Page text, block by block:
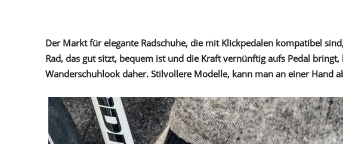
Der Markt für elegante Radschuhe, die mit Klickpedalen kompatibel
Rad, das gut sitzt, bequem ist und die Kraft vernünftig aufs Pedal
Wanderschuhlook daher. Stilvollere Modelle, kann man an einer Hand